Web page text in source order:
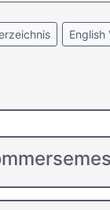
English